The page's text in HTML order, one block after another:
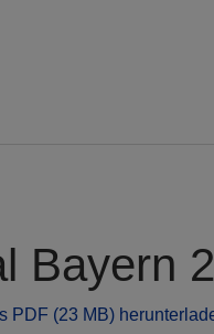
Bayern
PDF (23 MB)